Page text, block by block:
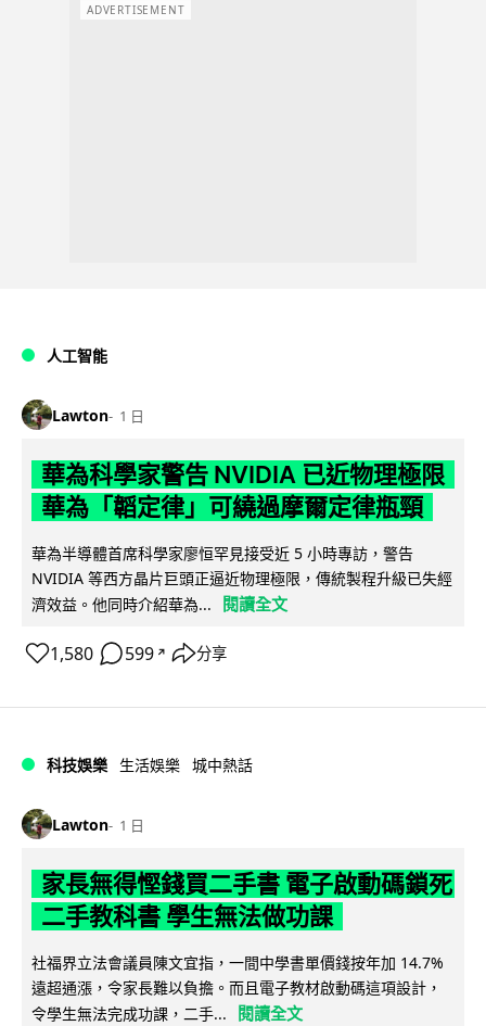
ADVERTISEMENT
人工智能
Lawton 1 日
華為科學家警告 NVIDIA 已近物理極限
華為「韜定律」可繞過摩爾定律瓶頸
華為半導體首席科學家廖恒罕見接受近 5 小時專訪，警告
NVIDIA 等西方晶片巨頭正逼近物理極限，傳統製程升級已失經
濟效益。他同時介紹華為...
閱讀全文
1,580 599 ↗ 分享
科技娛樂 生活娛樂 城中熱話
Lawton 1 日
家長無得慳錢買二手書 電子啟動碼鎖死
二手教科書 學生無法做功課
社福界立法會議員陳文宜指，一間中學書單價錢按年加 14.7%
遠超通漲，令家長難以負擔。而且電子教材啟動碼這項設計，
令學生無法完成功課，二手...
閱讀全文